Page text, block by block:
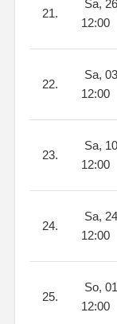
21.
Sa,
12:00
22.
Sa,
12:00
23.
Sa,
12:00
24.
Sa,
12:00
25.
So,
12:00